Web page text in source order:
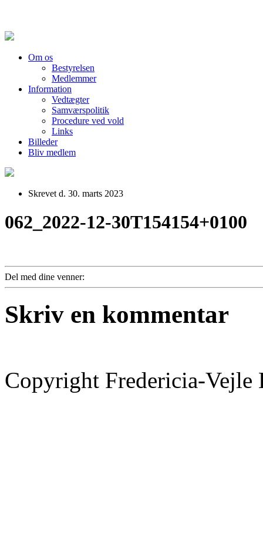
Om os
Bestyrelsen
Medlemmer
Information
Vedtægter
Samværspolitik
Procedure ved vold
Links
Billeder
Bliv medlem
Skrevet d. 30. marts 2023
062_2022-12-30T154154+0100
Del med dine venner:
Skriv en kommentar
Copyright Fredericia-Vejle